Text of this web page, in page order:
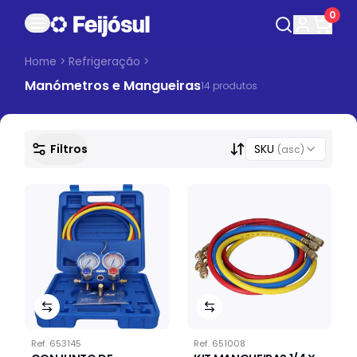
0
Home >Refrigeração >
Manómetros e Mangueiras14 produtos
Filtros SKU (asc)
Ref. 653145 Ref. 651008